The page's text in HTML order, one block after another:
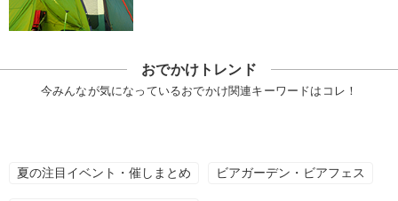
おでかけトレンド
今みんなが気になっているおでかけ関連キーワードはコレ！
夏の注目イベント・催しまとめ ビアガーデン・ビアフェス